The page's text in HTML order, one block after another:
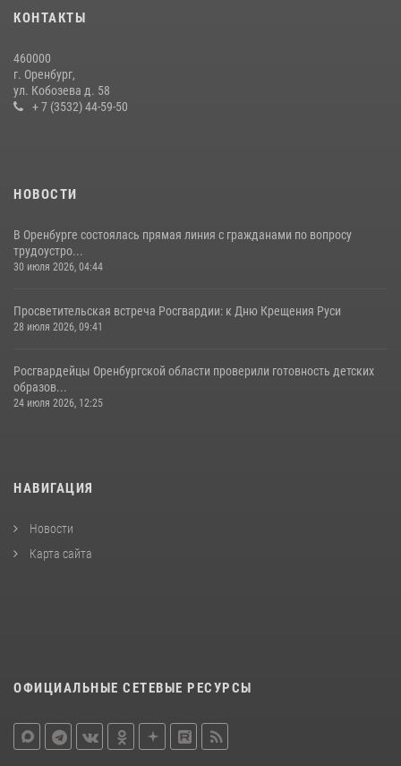
14 июля 2026, 10:43
подозрению в хищении товара из магазина
11 июля 2026, 12:22
КОНТАКТЫ
460000
г. Оренбург,
ул. Кобозева д. 58
+ 7 (3532) 44-59-50
НОВОСТИ
В Оренбурге состоялась прямая линия с гражданами по вопросу
трудоустро...
30 июля 2026, 04:44
Просветительская встреча Росгвардии: к Дню Крещения Руси
28 июля 2026, 09:41
Росгвардейцы Оренбургской области проверили готовность детских
образов...
24 июля 2026, 12:25
НАВИГАЦИЯ
Новости
Карта сайта
ОФИЦИАЛЬНЫЕ СЕТЕВЫЕ РЕСУРСЫ